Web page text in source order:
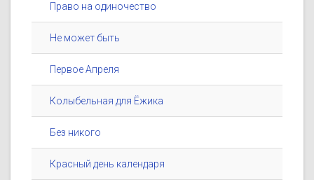
Право на одиночество
Не может быть
Первое Апреля
Колыбельная для Ёжика
Без никого
Красный день календаря